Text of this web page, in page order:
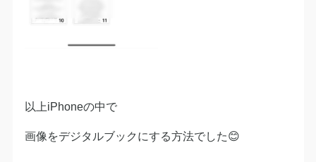
以上iPhoneの中で
画像をデジタルブックにする方法でした😊